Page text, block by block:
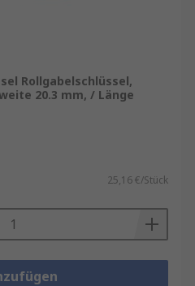
Rollgabelschlüssel,
20.3 mm, / Länge
25,16 €/Stück